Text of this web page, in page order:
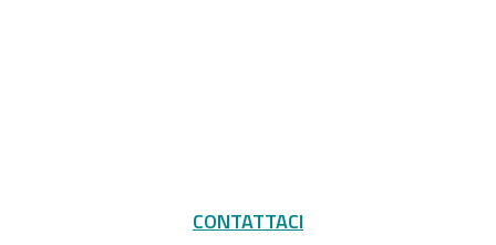
CONTATTACI